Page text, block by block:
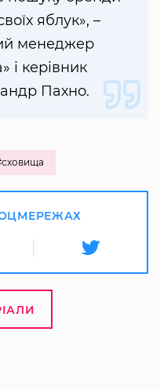
яблук», –
менеджер
і керівник
Пахно.